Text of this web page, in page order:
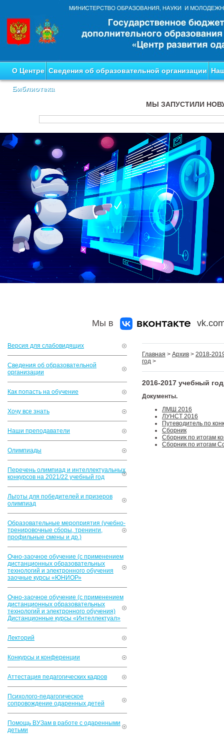
О Центре Сведения об образовательной организации
Библиотека
МЫ ЗАПУСТИЛИ
Мы в
Версия для слабовидящих
Сведения об образовательной
организации
Как попасть на обучение
Хочу все знать
Наши преподаватели
Олимпиады
Перечень олимпиад и интеллектуальных
конкурсов на 2021/22 учебный год
Льготы для победителей и призеров
олимпиад
Образовательные мероприятия (учебно-
тренировочные сборы, тренинги,
профильные смены и др.)
Очно-заочное обучение (с применением
дистанционных образовательных
технологий и электронного обучения
заочные курсы «ЮНИОР»
Очно-заочное обучение (с применением
дистанционных образовательных
технологий и электронного обучения)
Дистанционные курсы «Интеллектуал»
Лекторий
Конкурсы и конференции
Аттестация педагогических кадров
Психолого-педагогическое
сопровождение одаренных детей
Помощь ВУЗам в работе с одаренными
детьми
Главная > Архив > 2018-
год >
2016-2017 учебный год
Документы.
ЛМШ 2016
ЛУНСТ 2016
Путеводитель по
Сборник
Сборник по итогам
Сборник по итогам